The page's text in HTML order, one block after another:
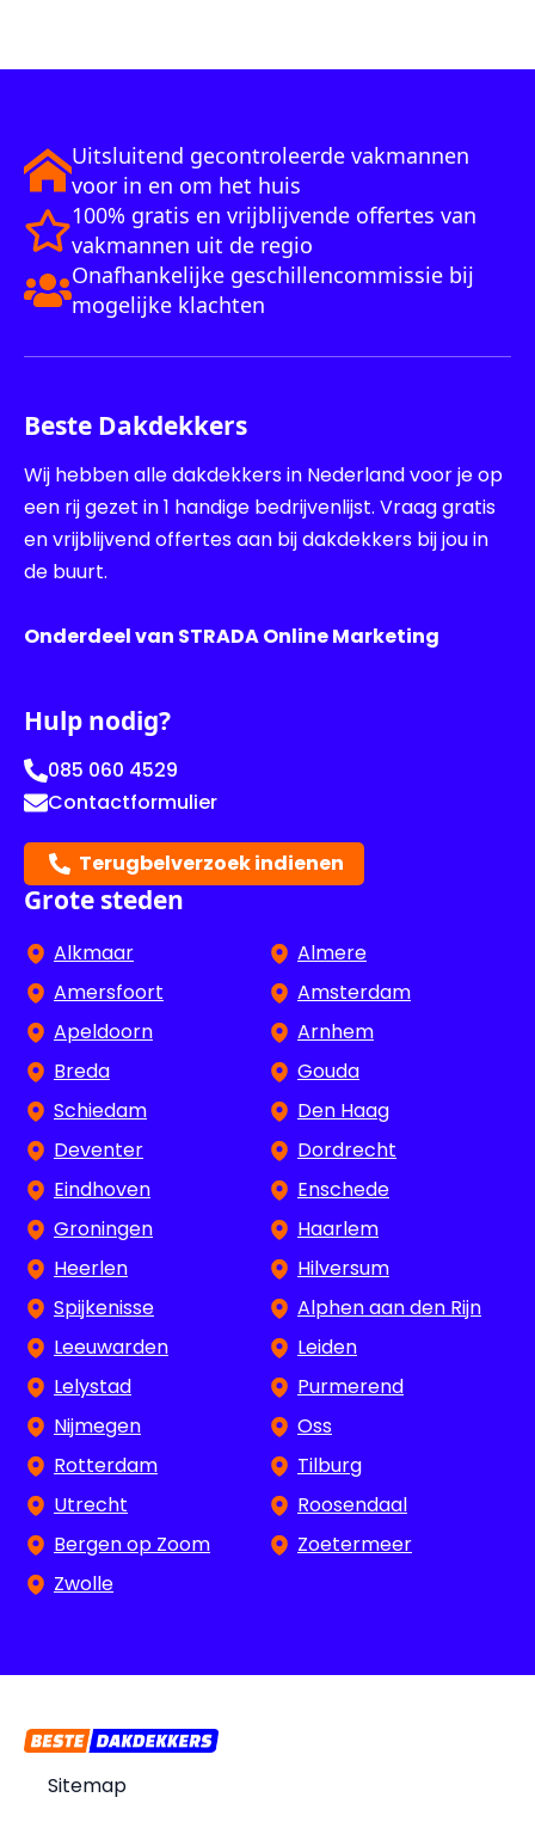
Uitsluitend gecontroleerde vakmannen
voor in en om het huis
100% gratis en vrijblijvende offertes van
vakmannen uit de regio
Onafhankelijke geschillencommissie bij
mogelijke klachten
Beste Dakdekkers
Wij hebben alle dakdekkers in Nederland voor je op
een rij gezet in 1 handige bedrijvenlijst. Vraag gratis
en vrijblijvend offertes aan bij dakdekkers bij jou in
de buurt.
Onderdeel van STRADA Online Marketing
Hulp nodig?
085 060 4529
Contactformulier
Terugbelverzoek indienen
Grote steden
Alkmaar
Almere
Amersfoort
Amsterdam
Apeldoorn
Arnhem
Breda
Gouda
Schiedam
Den Haag
Deventer
Dordrecht
Eindhoven
Enschede
Groningen
Haarlem
Heerlen
Hilversum
Spijkenisse
Alphen aan den Rijn
Leeuwarden
Leiden
Lelystad
Purmerend
Nijmegen
Oss
Rotterdam
Tilburg
Utrecht
Roosendaal
Bergen op Zoom
Zoetermeer
Zwolle
Sitemap